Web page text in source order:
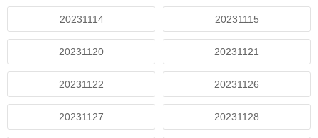
20231114 20231115
20231120 20231121
20231122 20231126
20231127 20231128